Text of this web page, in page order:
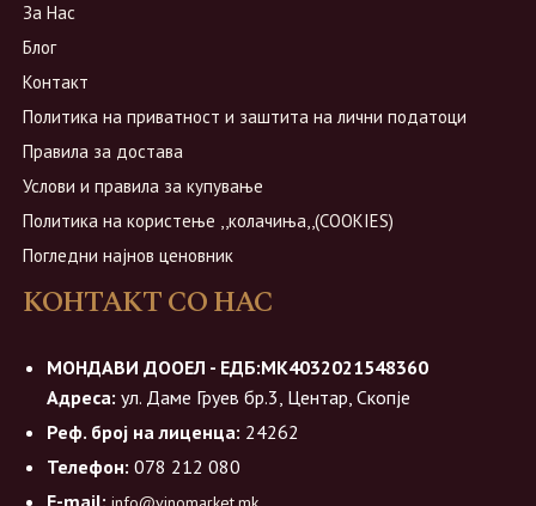
За Нас
Блог
Контакт
Политика на приватност и заштита на лични податоци
Правила за достава
Услови и правила за купување
Политика на користење ,,колачиња,,(COOKIES)
Погледни најнов ценовник
КОНТАКТ СО НАС
МОНДАВИ ДООЕЛ - ЕДБ:МК4032021548360
Адреса: ул. Даме Груев бр.3, Центар, Скопје
Реф. број на лиценца: 24262
Телефон: 078 212 080